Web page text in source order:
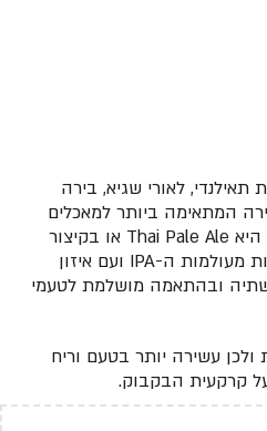
תאילנדי, לאורי שגיא, בירה
המתאימה ביותר למאכלים
התאילנדים המופלאים. התוצאה היא Thai Pale Ale או בקיצור
THAIPA בירה עם טעמים וארומות מעולמות ה-IPA ועם איזון
ובהתאמה מושלמת לטעמי
עשירה יותר בטעם וריח
קרקעית הבקבוק.